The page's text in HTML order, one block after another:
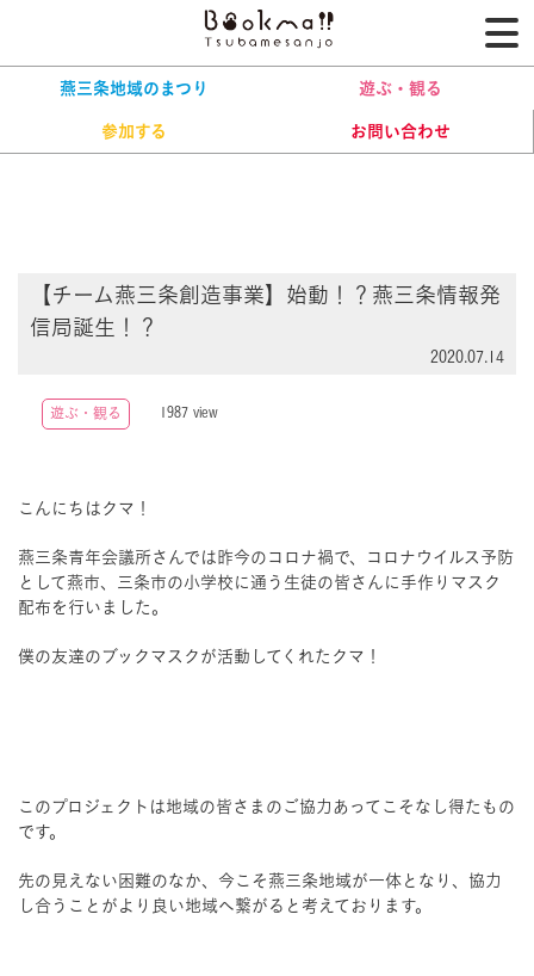
燕三
燕三条地域のまつり
燕三条地域のまつり
遊ぶ・観る
参加する
お問い合わせ
【チーム燕三条創造事業】始動！？燕三条情報発
信局誕生！？
2020.07.14
遊ぶ・観る 1987 view
こんにちはクマ！
燕三条青年会議所さんでは昨今のコロナ禍で、コロナウイルス予防
として燕市、三条市の小学校に通う生徒の皆さんに手作りマスク
配布を行いました。
僕の友達のブックマスクが活動してくれたクマ！
このプロジェクトは地域の皆さまのご協力あってこそなし得たもの
です。
先の見えない困難のなか、今こそ燕三条地域が一体となり、協力
し合うことがより良い地域へ繋がると考えております。